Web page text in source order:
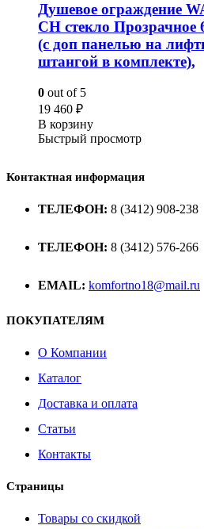
Душевое ограждение
CH стекло
(с доп панелью на
штангой в комплекте),
0 out of 5
19 460 ₽
В корзину
Быстрый просмотр
Контактная информация
ТЕЛЕФОН: 8 (3412) 908-238
ТЕЛЕФОН: 8 (3412) 576-266
EMAIL: komfortno18@mail.ru
ПОКУПАТЕЛЯМ
О Компании
Каталог
Доставка и оплата
Статьи
Контакты
Страницы
Товары со скидкой